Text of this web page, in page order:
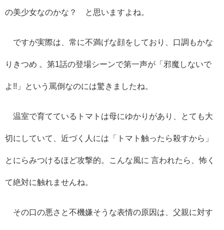
の美少女なのかな？ と思いますよね。
ですが実際は、常に不満げな顔をしており、口調もかな
りきつめ 。第1 話の登場シーンで第一声が「邪魔しないで
よ !! 」という罵倒なのには驚きましたね。
温室で育てているトマトは母にゆかりがあり、とても大
切にしていて、近づく人には「トマト触ったら殺すから」
とにらみつけるほど攻撃的。こんな風に 言われたら、怖く
て絶対に触れませんね。
その口の悪さと不機嫌そうな表情の原因は、父親に対す